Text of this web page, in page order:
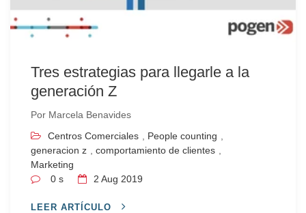
Tres estrategias para llegarle a la
generación Z
Por Marcela Benavides
Centros Comerciales
People counting
generacion z
comportamiento de clientes
Marketing
0 s
2 Aug 2019
LEER ARTÍCULO